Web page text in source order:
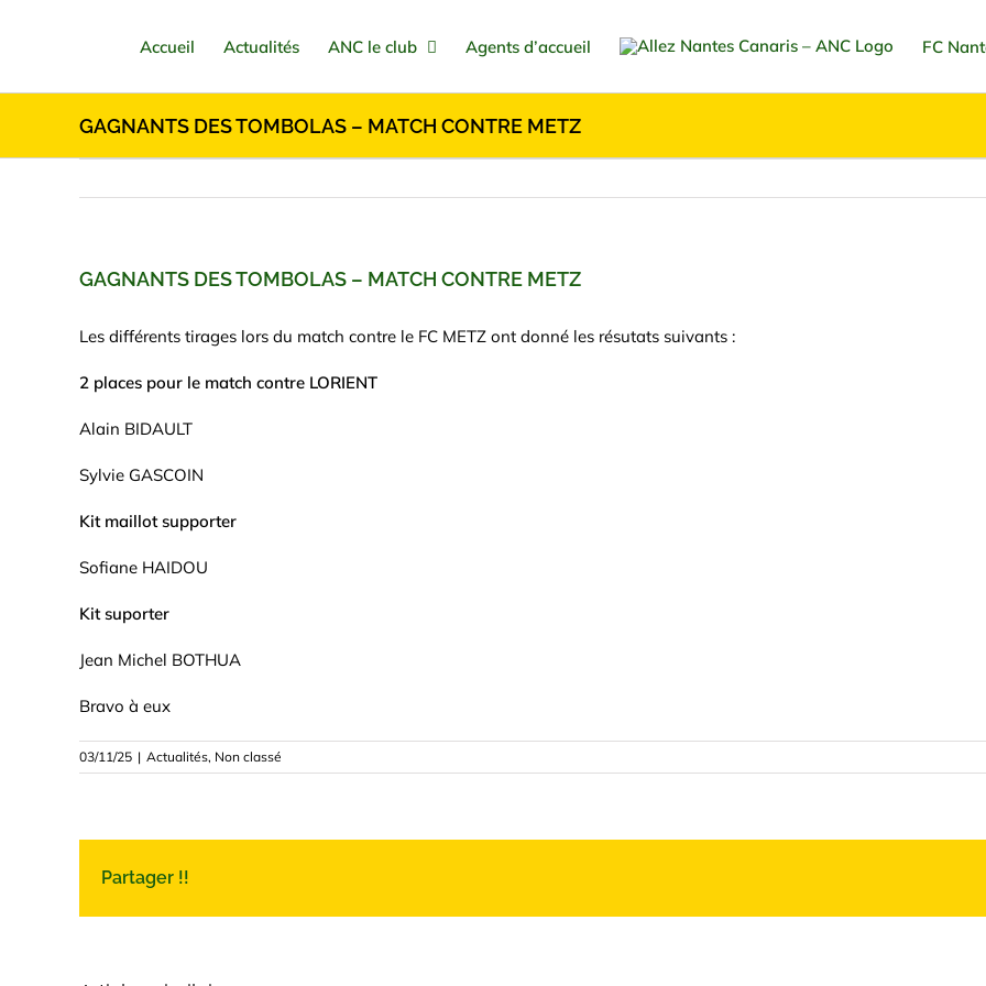
Accueil Actualités ANC le club Agents d’accueil FC
GAGNANTS DES TOMBOLAS – MATCH CONTRE METZ
GAGNANTS DES TOMBOLAS – MATCH CONTRE METZ
Les différents tirages lors du match contre le FC METZ ont donné les résutats suivants :
2 places pour le match contre LORIENT
Alain BIDAULT
Sylvie GASCOIN
Kit maillot supporter
Sofiane HAIDOU
Kit suporter
Jean Michel BOTHUA
Bravo à eux
03/11/25 | Actualités, Non classé
Partager !!